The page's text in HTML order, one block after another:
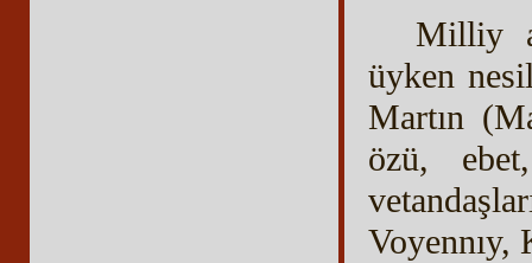
Milliy
üyken
Martın
özü,